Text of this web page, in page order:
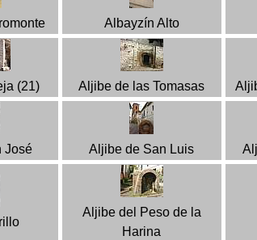
Albayzín Alto
(21) Aljibe de las Tomasas
José Aljibe de San Luis
Aljibe del Peso de la
Harina